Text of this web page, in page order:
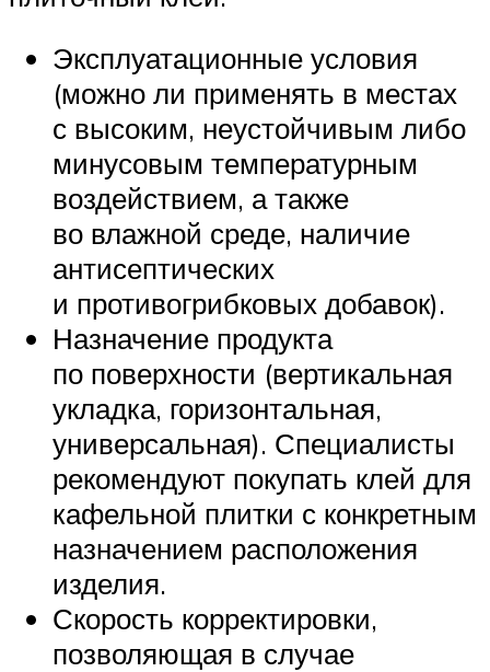
Эксплуатационные условия
(можно ли применять в местах
с высоким, неустойчивым либо
минусовым температурным
воздействием, а также
во влажной среде, наличие
антисептических
и противогрибковых добавок).
Назначение продукта
по поверхности (вертикальная
укладка, горизонтальная,
универсальная). Специалисты
рекомендуют покупать клей для
кафельной плитки с конкретным
назначением расположения
изделия.
Скорость корректировки,
позволяющая в случае